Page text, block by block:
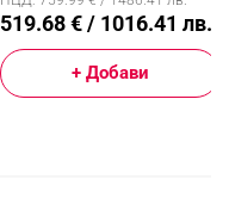
519.68 € / 1016.41 лв.
+ Добави